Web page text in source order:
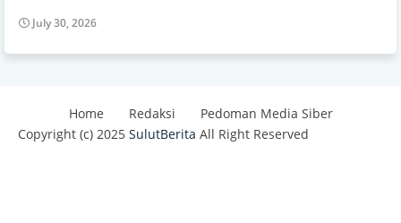
July 30, 2026
Home Redaksi
Pedoman Media Siber
Copyright (c) 2025 SulutBerita All Right Reserved